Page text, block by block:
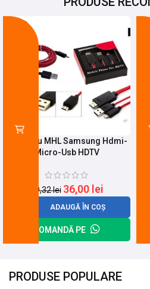
KIT Cablu MHL Samsung Hdmi-
Micro-Usb HDTV
49,32lei 36,00 lei
ADAUGĂ ÎN COȘ
COMANDĂ PE
PRODUSE POPULARE